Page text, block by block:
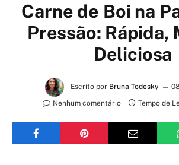
Carne de Boi na
Pressão: Rápida,
Deliciosa
Escrito por Bruna Todesky
Nenhum comentário
Tempo de